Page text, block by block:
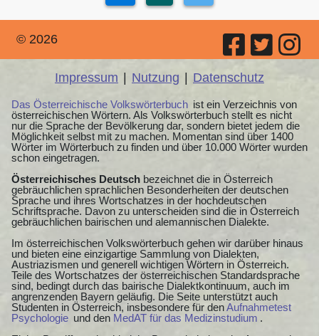
© 2026
Impressum Nutzung Datenschutz
Das Österreichische Volkswörterbuch ist ein Verzeichnis von
österreichischen Wörtern. Als Volkswörterbuch stellt es nicht
nur die Sprache der Bevölkerung dar, sondern bietet jedem die
Möglichkeit selbst mit zu machen. Momentan sind über 1400
Wörter im Wörterbuch zu finden und über 10.000 Wörter wurden
schon eingetragen.
Österreichisches Deutsch bezeichnet die in Österreich
gebräuchlichen sprachlichen Besonderheiten der deutschen
Sprache und ihres Wortschatzes in der hochdeutschen
Schriftsprache. Davon zu unterscheiden sind die in Österreich
gebräuchlichen bairischen und alemannischen Dialekte.
Im österreichischen Volkswörterbuch gehen wir darüber hinaus
und bieten eine einzigartige Sammlung von Dialekten,
Austriazismen und generell wichtigen Wörtern in Österreich.
Teile des Wortschatzes der österreichischen Standardsprache
sind, bedingt durch das bairische Dialektkontinuum, auch im
angrenzenden Bayern geläufig. Die Seite unterstützt auch
Studenten in Österreich, insbesondere für denAufnahmetest
Psychologie und den MedAT für das Medizinstudium .